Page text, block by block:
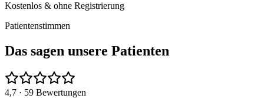
Kostenlos & ohne Registrierung
Patientenstimmen
Das sagen unsere Patienten
4,7 · 59 Bewertungen